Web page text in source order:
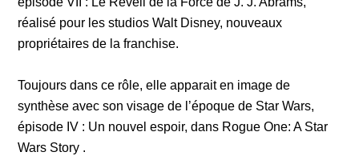
réalisé pour les studios Walt Disney, nouveaux
propriétaires de la franchise.
Toujours dans ce rôle, elle apparait en image de
synthèse avec son visage de l’époque de Star Wars,
épisode IV : Un nouvel espoir, dans Rogue One: A Star
Wars Story .